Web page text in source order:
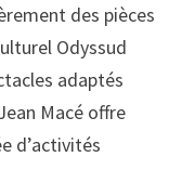
des pièces
Odyssud
adaptés
Macé offre
d’activités